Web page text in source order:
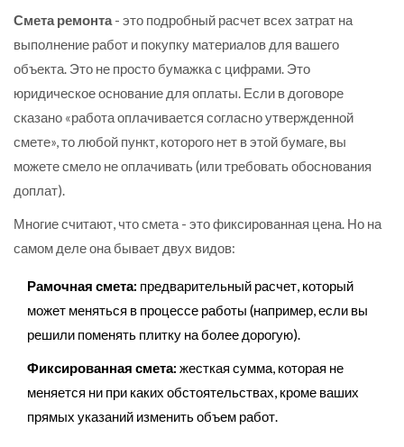
Смета ремонта - это подробный расчет всех затрат на
выполнение работ и покупку материалов для вашего
объекта. Это не просто бумажка с цифрами. Это
юридическое основание для оплаты. Если в договоре
сказано «работа оплачивается согласно утвержденной
смете», то любой пункт, которого нет в этой бумаге, вы
можете смело не оплачивать (или требовать обоснования
доплат).
Многие считают, что смета - это фиксированная цена. Но на
самом деле она бывает двух видов:
Рамочная смета: предварительный расчет, который
может меняться в процессе работы (например, если вы
решили поменять плитку на более дорогую).
Фиксированная смета: жесткая сумма, которая не
меняется ни при каких обстоятельствах, кроме ваших
прямых указаний изменить объем работ.